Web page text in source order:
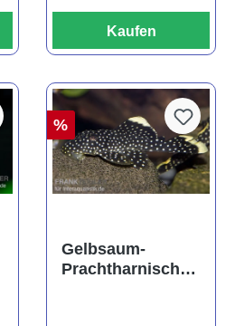
Kaufen
%
Gelbsaum-
Prachtharnischw